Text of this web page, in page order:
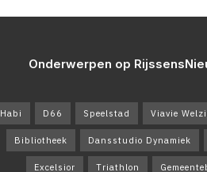
Onderwerpen op
Habi D66 Speelstad Viavie
Bibliotheek Dansstudio Dynamiek
Excelsior Triathlon